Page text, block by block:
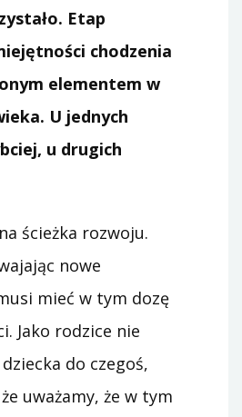
Etap
chodzenia
elementem w
U jednych
u drugich
ścieżka rozwoju.
nowe
mieć w tym dozę
Jako rodzice nie
do czegoś,
uważamy, że w tym